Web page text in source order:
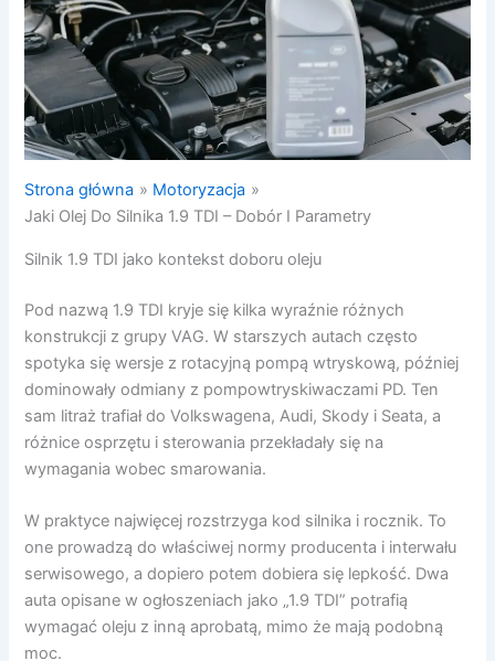
Strona główna
Motoryzacja
Jaki Olej Do Silnika 1.9 TDI – Dobór I Parametry
Silnik 1.9 TDI jako kontekst doboru oleju
Pod nazwą 1.9 TDI kryje się kilka wyraźnie różnych
konstrukcji z grupy VAG. W starszych autach często
spotyka się wersje z rotacyjną pompą wtryskową, później
dominowały odmiany z pompowtryskiwaczami PD. Ten
sam litraż trafiał do Volkswagena, Audi, Skody i Seata, a
różnice osprzętu i sterowania przekładały się na
wymagania wobec smarowania.
W praktyce najwięcej rozstrzyga kod silnika i rocznik. To
one prowadzą do właściwej normy producenta i interwału
serwisowego, a dopiero potem dobiera się lepkość. Dwa
auta opisane w ogłoszeniach jako „1.9 TDI” potrafią
wymagać oleju z inną aprobatą, mimo że mają podobną
moc.